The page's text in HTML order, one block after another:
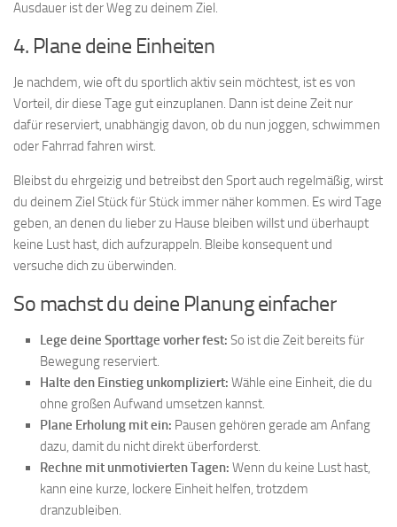
Ausdauer ist der Weg zu deinem Ziel.
4. Plane deine Einheiten
Je nachdem, wie oft du sportlich aktiv sein möchtest, ist es von
Vorteil, dir diese Tage gut einzuplanen. Dann ist deine Zeit nur
dafür reserviert, unabhängig davon, ob du nun joggen, schwimmen
oder Fahrrad fahren wirst.
Bleibst du ehrgeizig und betreibst den Sport auch regelmäßig, wirst
du deinem Ziel Stück für Stück immer näher kommen. Es wird Tage
geben, an denen du lieber zu Hause bleiben willst und überhaupt
keine Lust hast, dich aufzurappeln. Bleibe konsequent und
versuche dich zu überwinden.
So machst du deine Planung einfacher
Lege deine Sporttage vorher fest: So ist die Zeit bereits für
Bewegung reserviert.
Halte den Einstieg unkompliziert: Wähle eine Einheit, die du
ohne großen Aufwand umsetzen kannst.
Plane Erholung mit ein: Pausen gehören gerade am Anfang
dazu, damit du nicht direkt überforderst.
Rechne mit unmotivierten Tagen: Wenn du keine Lust hast,
kann eine kurze, lockere Einheit helfen, trotzdem
dranzubleiben.